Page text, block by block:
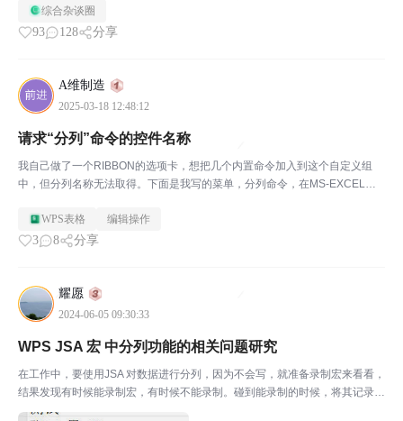
综合杂谈圈
93 128 分享
A维制造
2025-03-18 12:48:12
请求“分列”命令的控件名称
我自己做了一个RIBBON的选项卡，想把几个内置命令加入到这个自定义组
中，但分列名称无法取得。下面是我写的菜单，分列命令，在MS-EXCEL中
名称，或者有没有什么办法可以查询这个控件名称...
WPS表格 编辑操作
3 8 分享
耀愿
2024-06-05 09:30:33
WPS JSA 宏 中分列功能的相关问题研究
在工作中，要使用JSA 对数据进行分列，因为不会写，就准备录制宏来看看，
结果发现有时候能录制宏，有时候不能录制。碰到能录制的时候，将其记录下
来。如下图，将A列中的数据，以“-”为分割进行分列，其生成的代码如下：📌